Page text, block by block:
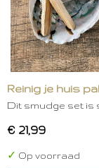
Reinig je huis
Dit smudge set is
€ 21,99
✓ Op voorraad